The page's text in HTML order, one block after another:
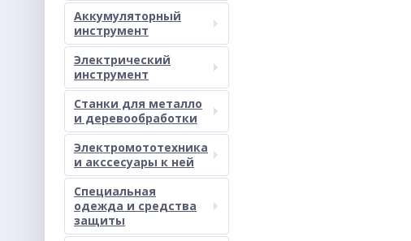
Аккумуляторный
инструмент
Электрический
инструмент
Станки для металло
и деревообработки
Электромототехника
и акссесуары к ней
Специальная
одежда и средства
защиты